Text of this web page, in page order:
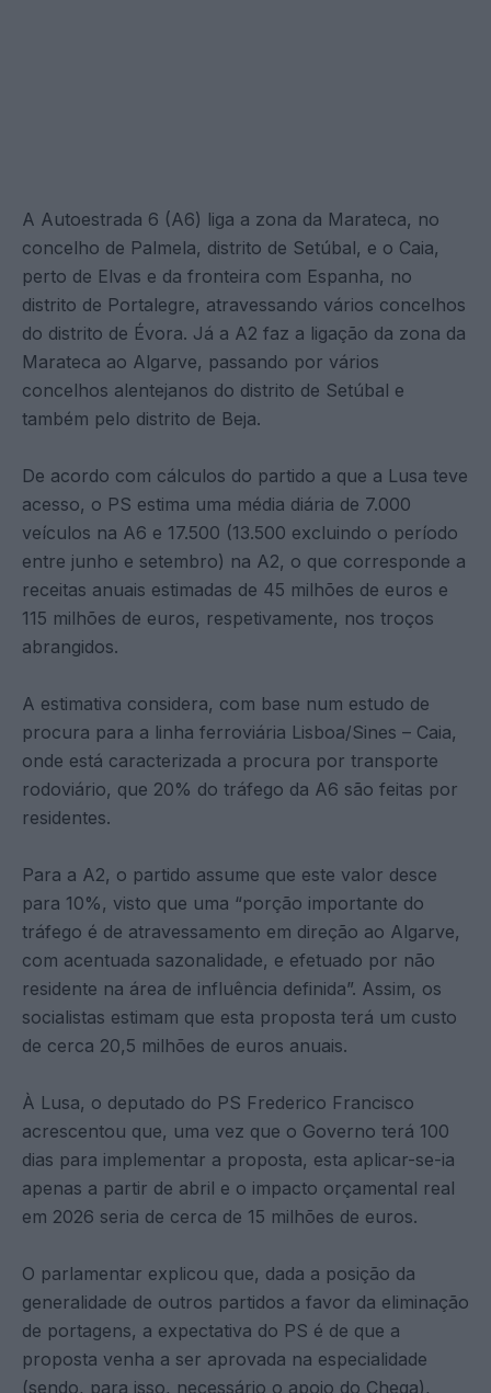
A Autoestrada 6 (A6) liga a zona da Marateca, no
concelho de Palmela, distrito de Setúbal, e o Caia,
perto de Elvas e da fronteira com Espanha, no
distrito de Portalegre, atravessando vários concelhos
do distrito de Évora. Já a A2 faz a ligação da zona da
Marateca ao Algarve, passando por vários
concelhos alentejanos do distrito de Setúbal e
também pelo distrito de Beja.
De acordo com cálculos do partido a que a Lusa teve
acesso, o PS estima uma média diária de 7.000
veículos na A6 e 17.500 (13.500 excluindo o período
entre junho e setembro) na A2, o que corresponde a
receitas anuais estimadas de 45 milhões de euros e
115 milhões de euros, respetivamente, nos troços
abrangidos.
A estimativa considera, com base num estudo de
procura para a linha ferroviária Lisboa/Sines – Caia,
onde está caracterizada a procura por transporte
rodoviário, que 20% do tráfego da A6 são feitas por
residentes.
Para a A2, o partido assume que este valor desce
para 10%, visto que uma “porção importante do
tráfego é de atravessamento em direção ao Algarve,
com acentuada sazonalidade, e efetuado por não
residente na área de influência definida”. Assim, os
socialistas estimam que esta proposta terá um custo
de cerca 20,5 milhões de euros anuais.
À Lusa, o deputado do PS Frederico Francisco
acrescentou que, uma vez que o Governo terá 100
dias para implementar a proposta, esta aplicar-se-ia
apenas a partir de abril e o impacto orçamental real
em 2026 seria de cerca de 15 milhões de euros.
O parlamentar explicou que, dada a posição da
generalidade de outros partidos a favor da eliminação
de portagens, a expectativa do PS é de que a
proposta venha a ser aprovada na especialidade
(sendo, para isso, necessário o apoio do Chega),